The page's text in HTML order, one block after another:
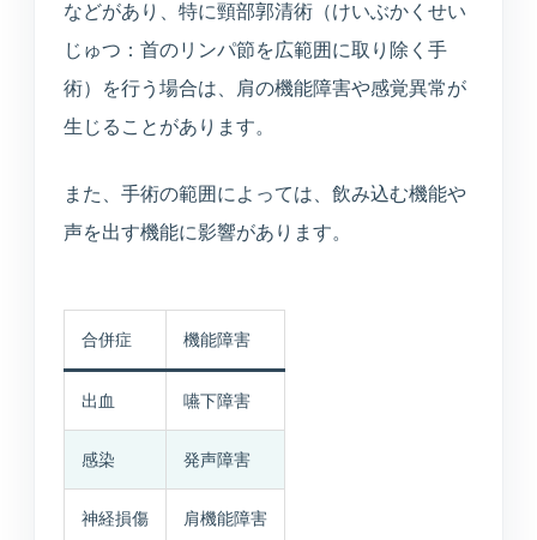
などがあり、特に頸部郭清術（けいぶかくせい
じゅつ：首のリンパ節を広範囲に取り除く手
術）を行う場合は、肩の機能障害や感覚異常が
生じることがあります。
また、手術の範囲によっては、飲み込む機能や
声を出す機能に影響があります。
合併症 機能障害
出血 嚥下障害
感染 発声障害
神経損傷 肩機能障害